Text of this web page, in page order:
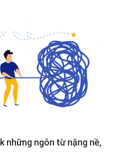
những ngôn từ nặng nề,